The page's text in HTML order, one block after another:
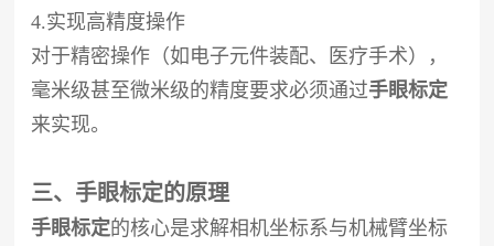
4.实现高精度操作
对于精密操作（如电子元件装配、医疗手术），
毫米级甚至微米级的精度要求必须通过手眼标定
来实现。
三、手眼标定的原理
手眼标定的核心是求解相机坐标系与机械臂坐标